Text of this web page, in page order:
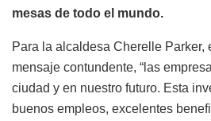
mesas de todo el mundo.
Para la alcaldesa Cherelle Parker,
mensaje contundente, “las
ciudad y en nuestro futuro. Esta
buenos empleos, excelentes